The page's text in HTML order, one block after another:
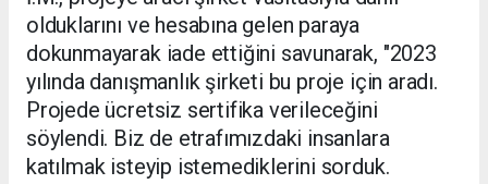
olduklarını ve hesabına gelen paraya
dokunmayarak iade ettiğini savunarak, "2023
yılında danışmanlık şirketi bu proje için aradı.
Projede ücretsiz sertifika verileceğini
söylendi. Biz de etrafımızdaki insanlara
katılmak isteyip istemediklerini sorduk.